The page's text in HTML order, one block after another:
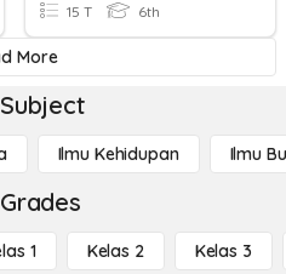
15 T 6th
More
Ilmu Kehidupan Ilmu
1 Kelas 2 Kelas 3